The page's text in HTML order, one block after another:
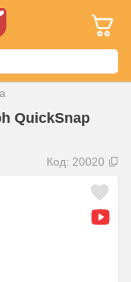
QuickSnap
Код: 20020